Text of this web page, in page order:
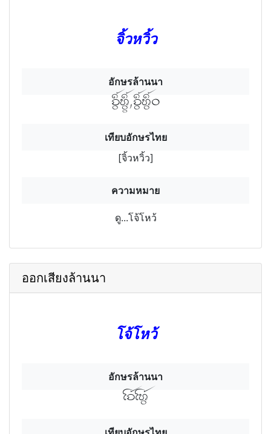
จิ้วหวิ้ว
อักษรล้านนา
จิ้วฯหิ้วฯวฯ,จิ้วฯหิ้วฯว
เทียบอักษรไทย
[จิ้วหวิ้ว]
ความหมาย
ดู...โจ้โหว้
ออกเสียงล้านนา
โจ้โหว้
อักษรล้านนา
โจ้โห้วฯ